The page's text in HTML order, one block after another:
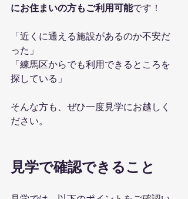
にお住まいの方もご利用可能です！
「近くに通える施設があるのか不安だ
った」
「練馬区からでも利用できるところを
探している」
そんな方も、ぜひ一度見学にお越しく
ださい。
見学で確認できること